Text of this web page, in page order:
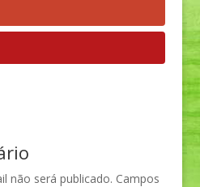
não será publicado. Campos